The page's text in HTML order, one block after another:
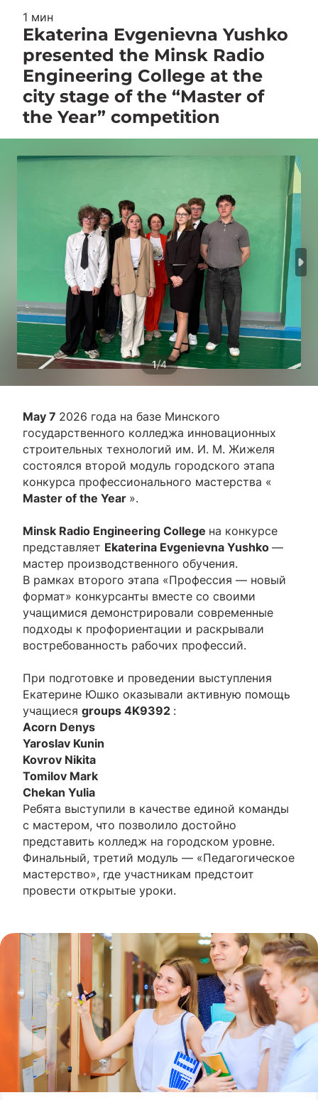
1 мин
Ekaterina Evgenievna Yushko
presented the Minsk Radio
Engineering College at the
city stage of the “Master of
the Year” competition
1/4
May 7 2026 года на базе Минского
государственного колледжа инновационных
строительных технологий им. И. М. Жижеля
состоялся второй модуль городского этапа
конкурса профессионального мастерства «
Master of the Year ».
Minsk Radio Engineering College на конкурсе
представляет Ekaterina Evgenievna Yushko —
мастер производственного обучения.
В рамках второго этапа «Профессия — новый
формат» конкурсанты вместе со своими
учащимися демонстрировали современные
подходы к профориентации и раскрывали
востребованность рабочих профессий.
При подготовке и проведении выступления
Екатерине Юшко оказывали активную помощь
учащиеся groups 4K9392 :
Acorn Denys
Yaroslav Kunin
Kovrov Nikita
Tomilov Mark
Chekan Yulia
Ребята выступили в качестве единой команды
с мастером, что позволило достойно
представить колледж на городском уровне.
Финальный, третий модуль — «Педагогическое
мастерство», где участникам предстоит
провести открытые уроки.